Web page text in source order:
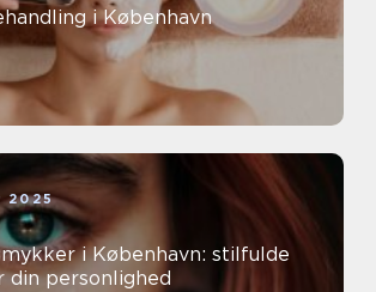
i København
2025
i København: stilfulde
din personlighed